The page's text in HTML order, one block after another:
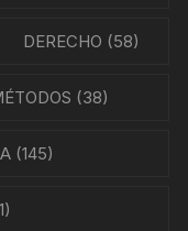
DERECHO (58)
(38)
(145)